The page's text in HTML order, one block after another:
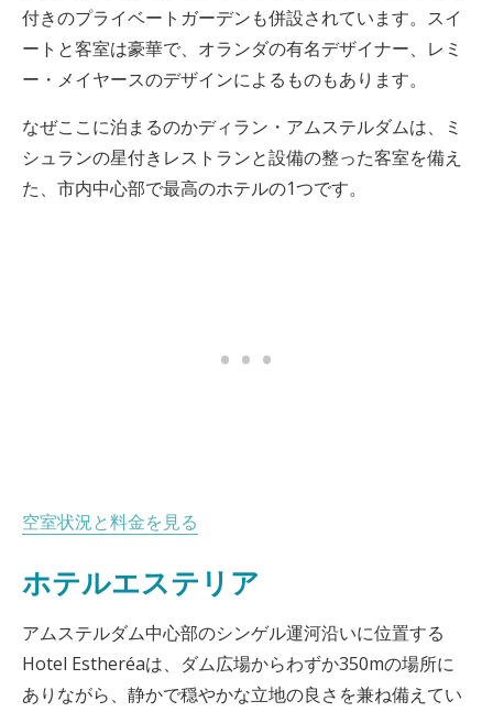
付きのプライベートガーデンも併設されています。スイ
ートと客室は豪華で、オランダの有名デザイナー、レミ
ー・メイヤースのデザインによるものもあります。
なぜここに泊まるのかディラン・アムステルダムは、ミ
シュランの星付きレストランと設備の整った客室を備え
た、市内中心部で最高のホテルの1つです。
空室状況と料金を見る
ホテルエステリア
アムステルダム中心部のシンゲル運河沿いに位置する
Hotel Estheréaは、ダム広場からわずか350mの場所に
ありながら、静かで穏やかな立地の良さを兼ね備えてい